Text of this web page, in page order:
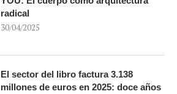
radical
30/04/2025
El sector del libro factura 3.138
millones de euros en 2025: doce años